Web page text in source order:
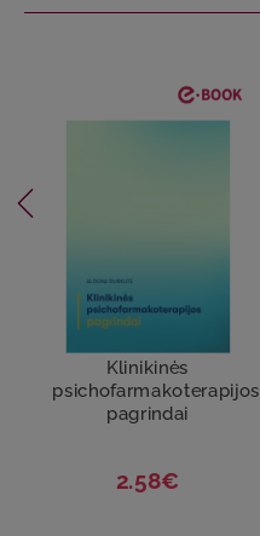
Klinikinės
psichofarmakoterapijos
pagrindai
2.58€